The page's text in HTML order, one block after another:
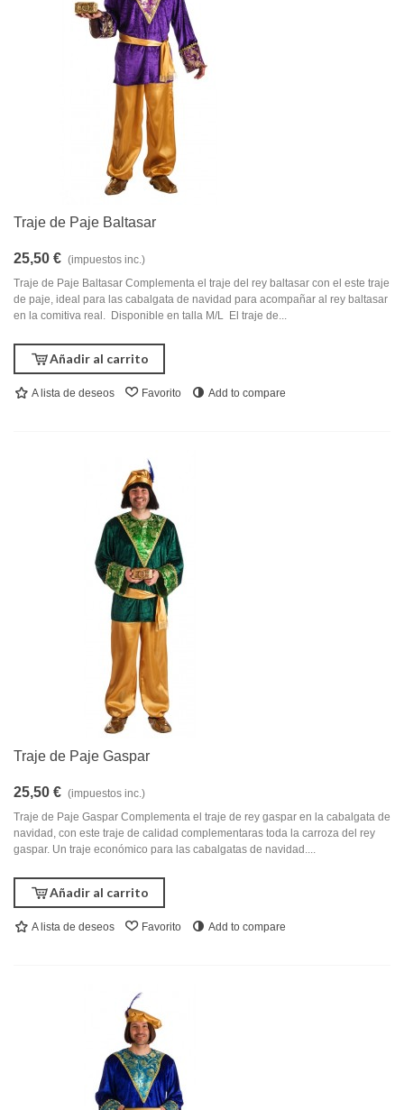
Traje de Paje Baltasar
25,50 € (impuestos inc.)
Traje de Paje Baltasar Complementa el traje del rey baltasar con el este traje
de paje, ideal para las cabalgata de navidad para acompañar al rey baltasar
en la comitiva real. Disponible en talla M/L El traje de...
Añadir al carrito
A lista de deseos Favorito Add to compare
Traje de Paje Gaspar
25,50 € (impuestos inc.)
Traje de Paje Gaspar Complementa el traje de rey gaspar en la cabalgata de
navidad, con este traje de calidad complementaras toda la carroza del rey
gaspar. Un traje económico para las cabalgatas de navidad....
Añadir al carrito
A lista de deseos Favorito Add to compare